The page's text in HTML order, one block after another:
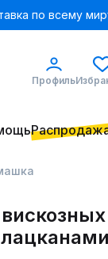
по всему
Профиль